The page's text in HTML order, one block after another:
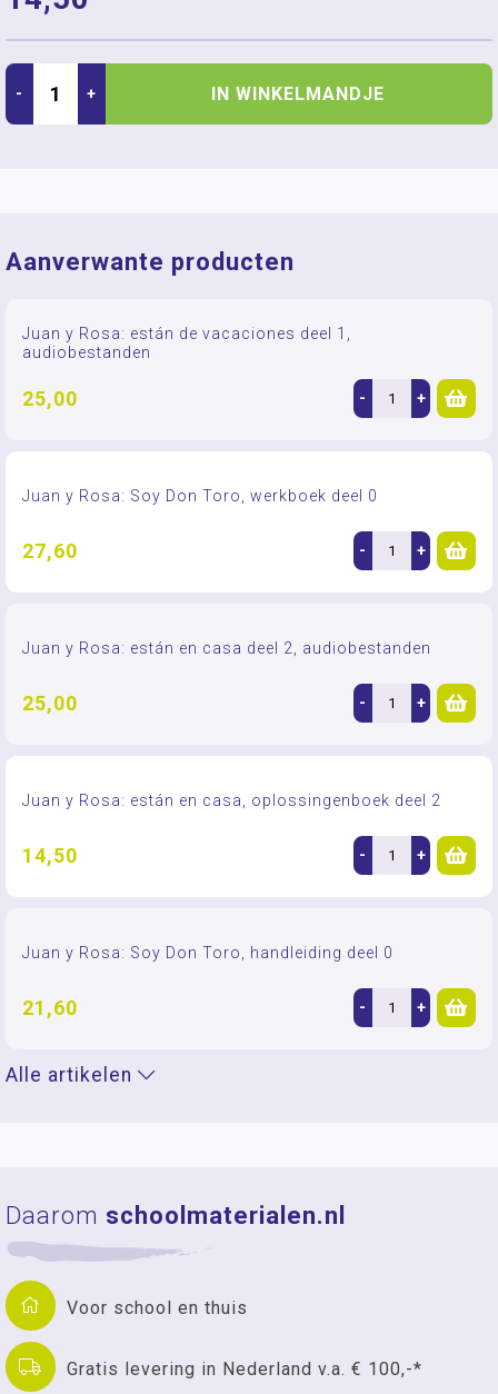
- + IN WINKELMANDJE
Aanverwante producten
Juan y Rosa: están de vacaciones deel 1,
audiobestanden
25,00 - +
Juan y Rosa: Soy Don Toro, werkboek deel 0
27,60 - +
Juan y Rosa: están en casa deel 2, audiobestanden
25,00 - +
Juan y Rosa: están en casa, oplossingenboek deel 2
14,50 - +
Juan y Rosa: Soy Don Toro, handleiding deel 0
21,60 - +
Alle artikelen
Daarom schoolmaterialen.nl
Voor school en thuis
Gratis levering in Nederland v.a. € 100,-*